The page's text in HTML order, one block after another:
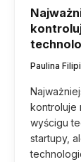
Paulina
kontroluje
wyścigu
startupy,